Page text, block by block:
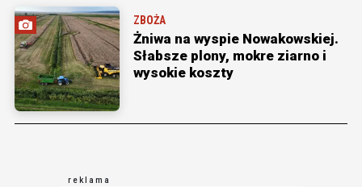
ZBOŻA
Żniwa na wyspie Nowakowskiej.
Słabsze plony, mokre ziarno i
wysokie koszty